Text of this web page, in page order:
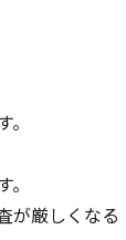
が厳しくなる